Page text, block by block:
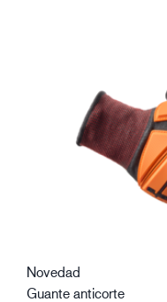
Novedad
Guante anticorte